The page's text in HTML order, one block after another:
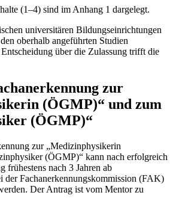
(1–4) sind im Anhang 1 dargelegt.
universitären Bildungseinrichtungen
oberhalb angeführten Studien
über die Zulassung trifft die
zur
(ÖGMP)“ und zum
(ÖGMP)“
zur „Medizinphysikerin
(ÖGMP)“ kann nach erfolgreich
frühestens nach 3 Jahren ab
der Fachanerkennungskommission (FAK)
Der Antrag ist vom Mentor zu